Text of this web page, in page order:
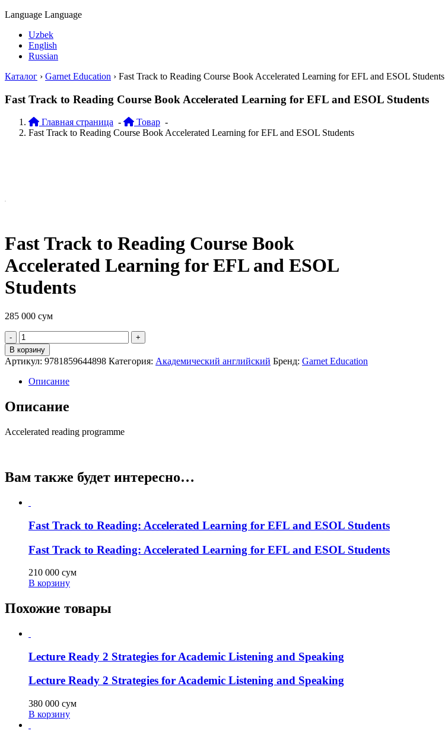
Language Language
Uzbek
English
Russian
Каталог › Garnet Education › Fast Track to Reading Course Book Accelerated Learning for EFL and ESOL Students
Fast Track to Reading Course Book Accelerated Learning for EFL and ESOL Students
Главная страница - Товар -
Fast Track to Reading Course Book Accelerated Learning for EFL and ESOL Students
Fast Track to Reading Course Book
Accelerated Learning for EFL and ESOL
Students
285 000 сум
Quantity
В корзину
Артикул: 9781859644898 Категория: Академический английский Бренд: Garnet Education
Описание
Описание
Accelerated reading programme
Вам также будет интересно…
Fast Track to Reading: Accelerated Learning for EFL and ESOL Students
Fast Track to Reading: Accelerated Learning for EFL and ESOL Students
210 000 сум
В корзину
Похожие товары
Lecture Ready 2 Strategies for Academic Listening and Speaking
Lecture Ready 2 Strategies for Academic Listening and Speaking
380 000 сум
В корзину